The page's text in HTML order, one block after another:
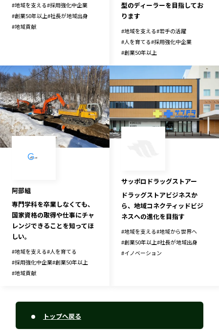
#地域を支える#採用強化中企業
#創業50年以上#社長が地域出身
#地域貢献
型のディーラーを目指してお
ります
#地域を支える#若手の活躍
#人を育てる#採用強化中企業
#創業50年以上
阿部組
専門学科を卒業しなくても、
国家資格の取得や仕事にチャ
レンジできることを知ってほ
しい。
#地域を支える#人を育てる
#採用強化中企業#創業50年以上
#地域貢献
サッポロドラッグストアー
ドラッグストアビジネスか
ら、地域コネクティッドビジ
ネスへの進化を目指す
#地域を支える#地域から世界へ
#創業50年以上#社長が地域出身
#イノベーション
トップへ戻る